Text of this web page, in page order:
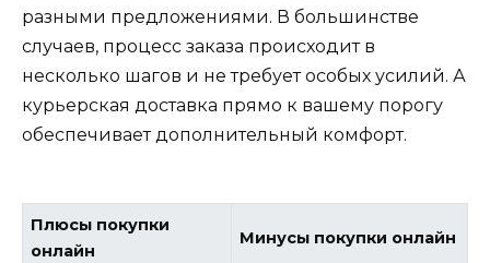
разными предложениями. В большинстве
случаев, процесс заказа происходит в
несколько шагов и не требует особых усилий. А
курьерская доставка прямо к вашему порогу
обеспечивает дополнительный комфорт.
Плюсы покупки
онлайн
Минусы покупки онлайн